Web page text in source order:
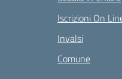
Iscrizioni On
Invalsi
Comune